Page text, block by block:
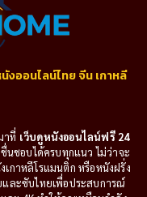
งออนไลน์ไทย จีน เกาหลี
าที่ เว็บดูหนังออนไลน์ฟรี 24
ชอบได้ครบทุกแนว ไม่ว่าจะ
กาหลีโรแมนติก หรือหนังฝรั่ง
และซับไทยเพื่อประสบการณ์